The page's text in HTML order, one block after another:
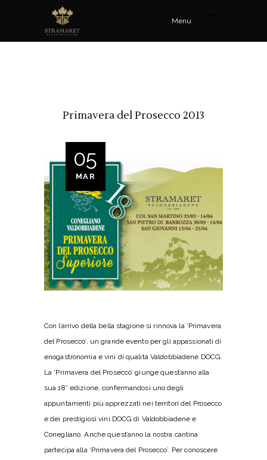
Menu
Primavera del Prosecco 2013
05
MAR
Con l’arrivo della bella stagione si rinnova la ‘Primavera
del Prosecco’, un grande evento per gli appassionati di
enogastronomia e vini di qualità Valdobbiadene DOCG.
La ‘Primavera del Prosecco’ giunge quest’anno alla
sua 18° edizione, confermandosi uno degli
appuntamenti più apprezzati nei territori del Prosecco
e dei prestigiosi vini DOCG di Valdobbiadene e
Conegliano. Anche quest’anno la nostra cantina
partecipa alla ‘Primavera del Prosecco’. Per conoscere